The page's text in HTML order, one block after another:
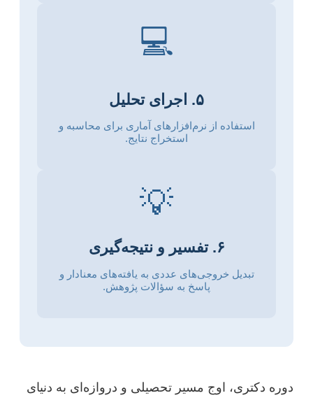
💻
۵. اجرای تحلیل
استفاده از نرم‌افزارهای آماری برای محاسبه و
استخراج نتایج.
💡
۶. تفسیر و نتیجه‌گیری
تبدیل خروجی‌های عددی به یافته‌های معنادار و
پاسخ به سؤالات پژوهش.
دوره دکتری، اوج مسیر تحصیلی و دروازه‌ای به دنیای